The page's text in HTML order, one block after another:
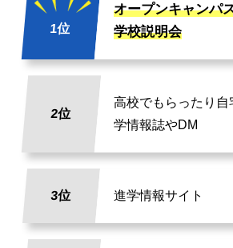
1位
オープンキャンパ
学校説明会
2位
高校でもらったり自
学情報誌やDM
3位 進学情報サイト